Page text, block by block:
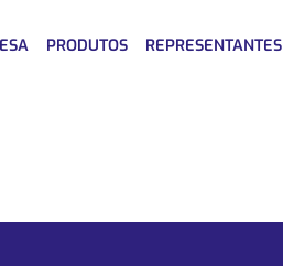
PRODUTOS REPRESENTANTES